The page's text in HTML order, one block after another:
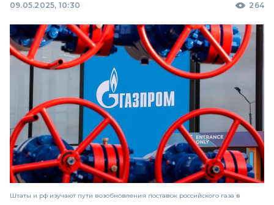
09.05.2025, 10:30 264
Штаты и рф изучают пути возобновления поставок российского газа в